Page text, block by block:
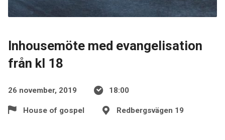
Inhousemöte med evangelisation
från kl 18
26 november, 2019 18:00
House of gospel Redbergsvägen 19